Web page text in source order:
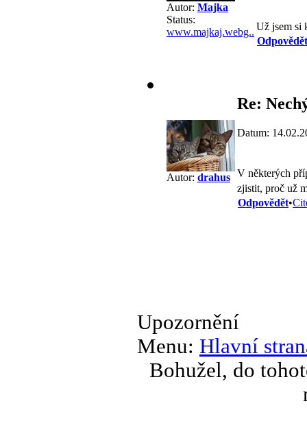
Autor: Majka
Status:
www.majkaj.webg.. Už jsem si
Odpovědět
Autor: drahus
Re:
Datum:
V některých
zjistit, proč už
Odpovědět•
Upozornění
Menu: Hlavní
Bohužel, do